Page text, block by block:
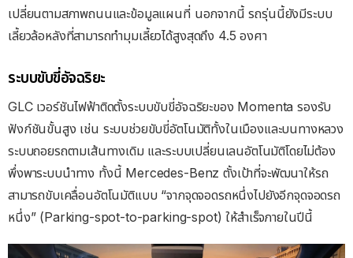
เปลี่ยนตามสภาพถนนและข้อมูลแผนที่ นอกจากนี้ รถรุ่นนี้ยังมีระบบ
เลี้ยวล้อหลังที่สามารถทำมุมเลี้ยวได้สูงสุดถึง 4.5 องศา
ระบบขับขี่อัจฉริยะ
GLC เวอร์ชันไฟฟ้าติดตั้งระบบขับขี่อัจฉริยะของ Momenta รองรับ
ฟังก์ชันขั้นสูง เช่น ระบบช่วยขับขี่อัตโนมัติทั้งในเมืองและบนทางหลวง
ระบบถอยรถตามเส้นทางเดิม และระบบเปลี่ยนเลนอัตโนมัติโดยไม่ต้อง
พึ่งพาระบบนำทาง ทั้งนี้ Mercedes-Benz ตั้งเป้าที่จะพัฒนาให้รถ
สามารถขับเคลื่อนอัตโนมัติแบบ “จากจุดจอดรถหนึ่งไปยังอีกจุดจอดรถ
หนึ่ง” (Parking-spot-to-parking-spot) ให้สำเร็จภายในปีนี้